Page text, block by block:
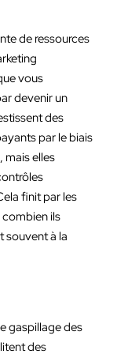
de ressources
vous
devenir un
des
par le biais
mais elles
finit par les
ils
souvent à la
gaspillage des
des